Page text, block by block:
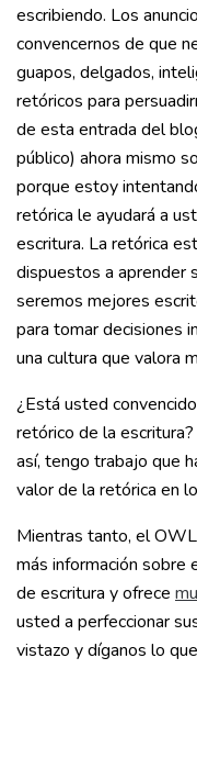
escribiendo. Los
convencernos de que
guapos, delgados,
retóricos para
de esta entrada del
público) ahora mismo
porque estoy
retórica le ayudará a
escritura. La retórica
dispuestos a aprender
seremos mejores
para tomar decisiones
una cultura que valora
¿Está usted
retórico de la
así, tengo trabajo que
valor de la retórica en
Mientras tanto, el
más información sobre
de escritura y ofrece
usted a perfeccionar
vistazo y díganos lo